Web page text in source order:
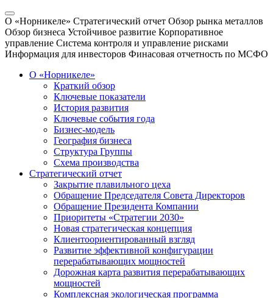
О «Норникеле» Стратегический отчет Обзор рынка металлов
Обзор бизнеса Устойчивое развитие Корпоративное
управление Система контроля и управление рисками
Информация для инвесторов Финасовая отчетность по МСФО
О «Норникеле»
Краткий обзор
Ключевые показатели
История развития
Ключевые события года
Бизнес-модель
География бизнеса
Структура Группы
Схема производства
Стратегический отчет
Закрытие плавильного цеха
Обращение Председателя Совета Директоров
Обращение Президента Компании
Приоритеты «Стратегии 2030»
Новая стратегическая концепция
Клиентоориентированный взгляд
Развитие эффективной конфигурации
перерабатывающих мощностей
Дорожная карта развития перерабатывающих
мощностей
Комплексная экологическая программа